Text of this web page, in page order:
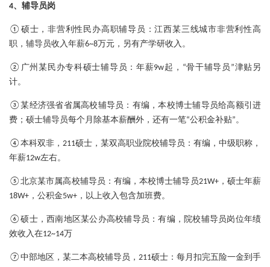
4、辅导员岗
①硕士，非营利性民办高职辅导员 ：江西某三线城市非营利性高
职，辅导员收入年薪6~8万元，另有产学研收入。
②广州某民办专科硕士辅导员 ：年薪9w起，“骨干辅导员”津贴另
计。
③某经济强省省属高校辅导员 ： 有编，本校博士辅导员给高额引进
费；硕士辅导员每个月除基本薪酬外，还有一笔“公积金补贴”。
④本科双非，211硕士，某双高职业院校辅导员 ： 有编，中级职称，
年薪12w左右。
⑤北京某市属高校辅导员 ： 有编，本校博士辅导员21W+，硕士年薪
18W+，公积金5w+，以上收入包含加班费。
⑥硕士，西南地区某公办高校辅导员 ：有编，院校辅导员岗位年绩
效收入在12~14万
⑦中部地区，某二本高校辅导员，211硕士 ： 每月扣完五险一金到手